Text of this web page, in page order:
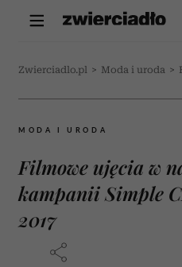
Zwierciadlo.pl > Moda i uroda >
MODA I URODA
Filmowe ujęcia w
kampanii Simple
2017